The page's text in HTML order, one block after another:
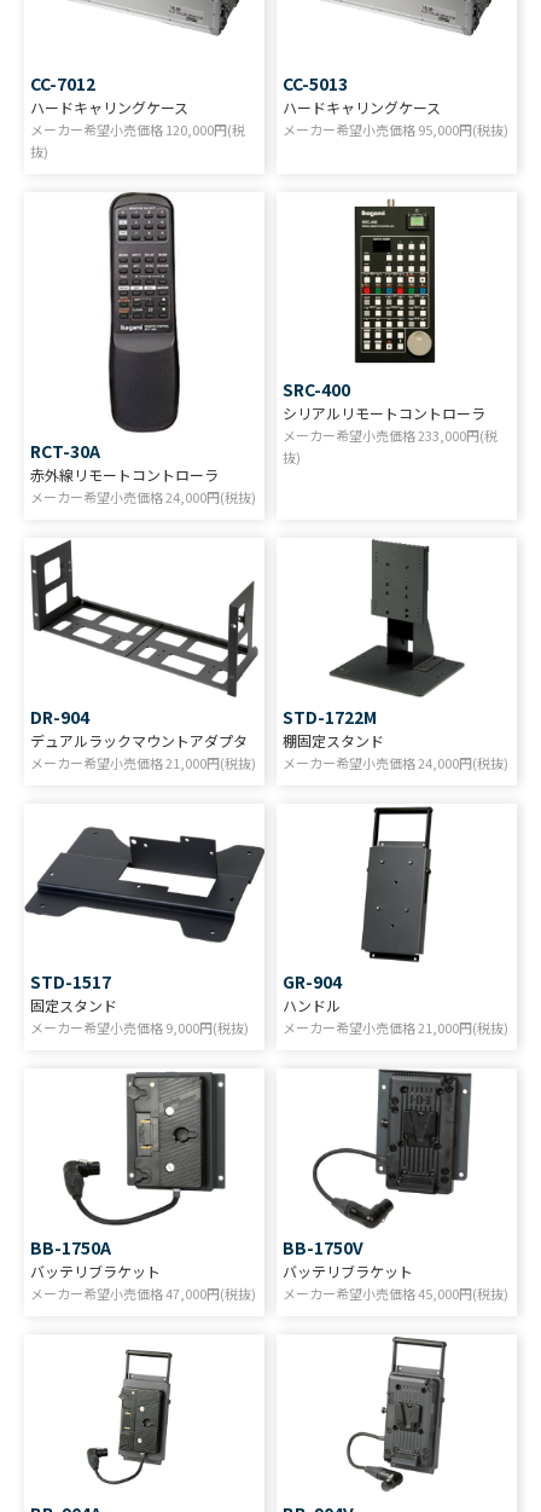
CC-7012
ハードキャリングケース
メーカー希望小売価格120,000円(税
抜)
CC-5013
ハードキャリングケース
メーカー希望小売価格95,000円(税抜)
RCT-30A
赤外線リモートコントローラ
メーカー希望小売価格24,000円(税抜)
SRC-400
シリアルリモートコントローラ
メーカー希望小売価格233,000円(税
抜)
DR-904
デュアルラックマウントアダプタ
メーカー希望小売価格21,000円(税抜)
STD-1722M
棚固定スタンド
メーカー希望小売価格24,000円(税抜)
STD-1517
固定スタンド
メーカー希望小売価格9,000円(税抜)
GR-904
ハンドル
メーカー希望小売価格21,000円(税抜)
BB-1750A
バッテリブラケット
メーカー希望小売価格47,000円(税抜)
BB-1750V
バッテリブラケット
メーカー希望小売価格45,000円(税抜)